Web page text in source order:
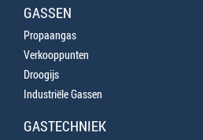
GASSEN
Propaangas
Verkooppunten
Droogijs
Industriële Gassen
GASTECHNIEK